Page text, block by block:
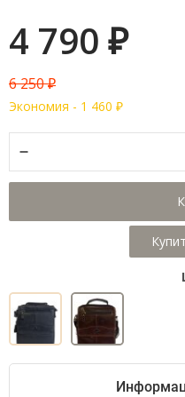
4 790 ₽
6 250₽
Экономия - 1 460 ₽